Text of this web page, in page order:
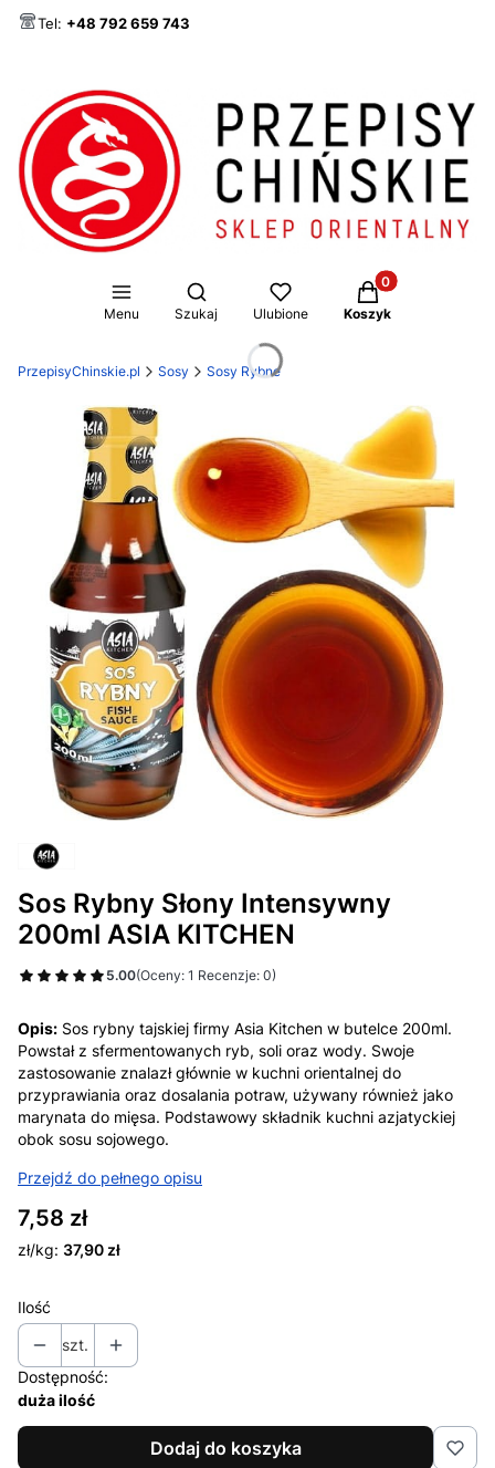
Tel: +48 792 659 743
Menu
Otwórz wyszukiwarkę
Szukaj Ulubione
Produkty w
Koszyk
PrzepisyChinskie.pl Sosy Sosy Rybne
Sos Rybny Słony Intensywny
200ml ASIA KITCHEN
5.00(Oceny: 1 Recenzje: 0)
Opis: Sos rybny tajskiej firmy Asia Kitchen w butelce 200ml.
Powstał z sfermentowanych ryb, soli oraz wody. Swoje
zastosowanie znalazł głównie w kuchni orientalnej do
przyprawiania oraz dosalania potraw, używany również jako
marynata do mięsa. Podstawowy składnik kuchni azjatyckiej
obok sosu sojowego.
Przejdź do pełnego opisu
Cena
7,58 zł
zł/kg: 37,90 zł
Ilość
szt.
Dostępność:
duża ilość
Dodaj do koszyka